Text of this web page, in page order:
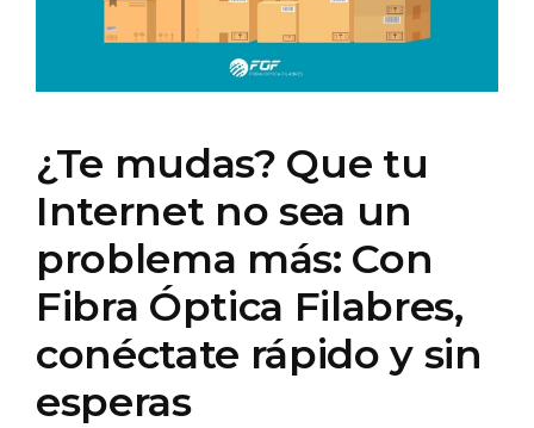
¿Te mudas? Que tu
Internet no sea un
problema más: Con
Fibra Óptica Filabres,
conéctate rápido y sin
esperas